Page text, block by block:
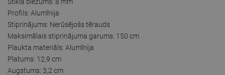
Profils: Alumīnija
Stiprinājums: Nerūsējošs tērauds
Maksimālais stiprinājuma garums: 150 cm
Plaukta materiāls: Alumīnija
Platums: 12,9 cm
Augstums: 3,2 cm